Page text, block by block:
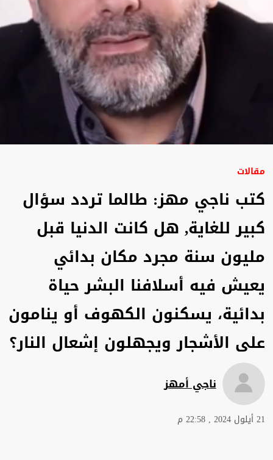
مقالات
كتب ناجي مهز: طالما تردد سؤال
كبير للغاية, هل كانت الدنيا قبل
مليون سنة مجرد مكان بدائي
يعيش فيه أسلافنا البشر حياة
بدائية، يسكنون الكهوف أو ينامون
على الأشجار ويجهلون إشعال النار؟
ناجي أمهز
21 أيلول 2024 , 22:58 م